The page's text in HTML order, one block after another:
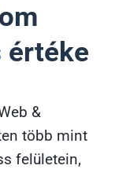
értéke
&
több mint
felületein,